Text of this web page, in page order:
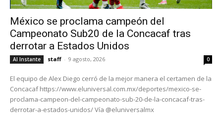
México se proclama campeón del
Campeonato Sub20 de la Concacaf tras
derrotar a Estados Unidos
Al Instante staff - 9 agosto, 2026 0
El equipo de Alex Diego cerró de la mejor manera el certamen de la
Concacaf https://www.eluniversal.com.mx/deportes/mexico-se-
proclama-campeon-del-campeonato-sub-20-de-la-concacaf-tras-
derrotar-a-estados-unidos/ Vía @eluniversalmx